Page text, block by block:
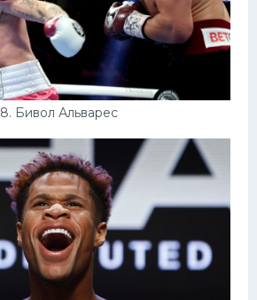
8. Бивол Альварес